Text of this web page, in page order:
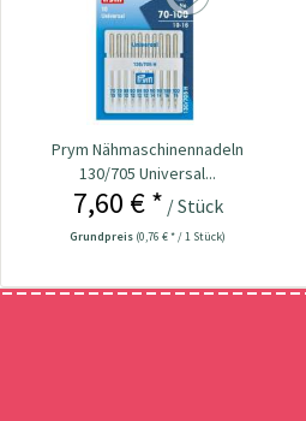
Prym Nähmaschinennadeln
130/705 Universal...
7,60 € * / Stück
Grundpreis (0,76 € * / 1 Stück)